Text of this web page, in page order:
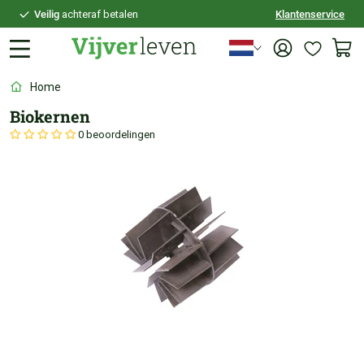
Veilig achteraf betalen
Persoonlijkadvies
Klantenservice
Home
Biokernen
0 beoordelingen